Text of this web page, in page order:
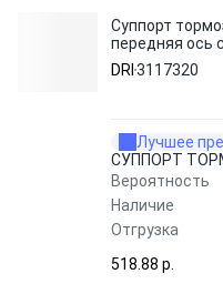
Суппорт
передняя ось
DRI 3117320
Лучшее
СУППОРТ
Вероятность
Наличие
Отгрузка
518.88 p.